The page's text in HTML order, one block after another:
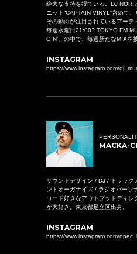
絶大な支持を得ている。DJ NORI
ニット“CAPTAIN VINYL”含めて
その動向が注目されているアーテ
毎週水曜日21:00? TOKYO FM
GIN’」の中で、毎週新たなMIXを
INSTAGRAM
https://www.instagram.com/
MACKA-
サウンドデザイン / DJ / トラック
ントオーガナイズ / ラジオパーソ
コード好きなアウトプットディ
が大好き。東京都足立区出身。
INSTAGRAM
https://www.instagram.com/